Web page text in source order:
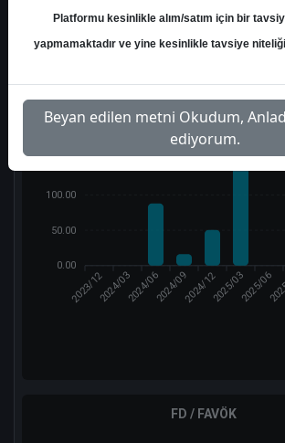
Çarpanlar
F/K (Fiyat/Kazanç)
200.00
150.00
100.00
50.00
0.00
2023/122024/032024/062024/092024/122025/032025/06
FD / FAVÖK
Platformu kesinlikle alım/satım için bir
yapmamaktadır ve yine kesinlikle tavsiye niteliği
Beyan edilen metni Okudum, Anladım
ediyorum.